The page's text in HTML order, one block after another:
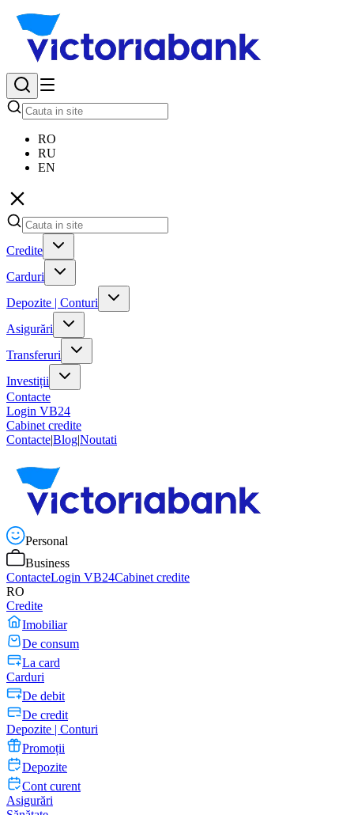
RO
RU
EN
Credite
Carduri
Depozite | Conturi
Asigurări
Transferuri
Investiții
Contacte
Login VB24
Cabinet credite
Contacte|Blog|Noutati
Personal
Business
ContacteLogin VB24Cabinet credite
RO
Credite
Imobiliar
De consum
La card
Carduri
De debit
De credit
Depozite | Conturi
Promoții
Depozite
Cont curent
Asigurări